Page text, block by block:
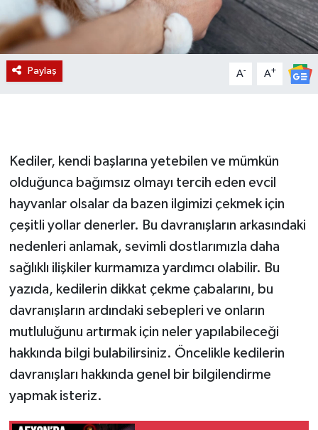
Paylaş A- A+
Kediler, kendi başlarına yetebilen ve mümkün
olduğunca bağımsız olmayı tercih eden evcil
hayvanlar olsalar da bazen ilgimizi çekmek için
çeşitli yollar denerler. Bu davranışların arkasındaki
nedenleri anlamak, sevimli dostlarımızla daha
sağlıklı ilişkiler kurmamıza yardımcı olabilir. Bu
yazıda, kedilerin dikkat çekme çabalarını, bu
davranışların ardındaki sebepleri ve onların
mutluluğunu artırmak için neler yapılabileceği
hakkında bilgi bulabilirsiniz. Öncelikle kedilerin
davranışları hakkında genel bir bilgilendirme
yapmak isteriz.